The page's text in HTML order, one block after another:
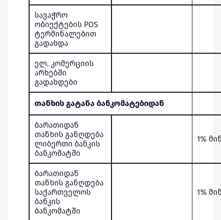
სავაჭრო
ობიექტების POS
ტერმინალებით
გადახდა
ელ. კომერციის
არხებში
გადახდები
თანხის გატანა ბანკომატებიდან
ბარათიდან
თანხის განღდება
ლიბერთი ბანკის
ბანკომატში
1%
ბარათიდან
თანხის განღდება
საქართველოს
ბანკის
ბანკომატში
1%